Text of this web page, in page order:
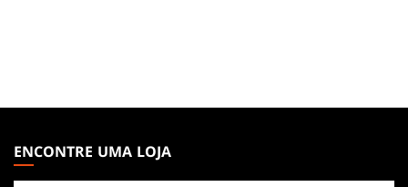
THE
GATHERING
ENCONTRE UMA LOJA